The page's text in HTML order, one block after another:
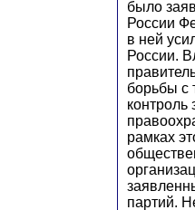
было
России
в ней
России.
борьбы с
контроль
рамках
партий.